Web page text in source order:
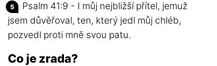
Psalm 41:9 - I můj nejbližší přítel, jemuž
jsem důvěřoval, ten, který jedl můj chléb,
pozvedl proti mně svou patu.
Co je zrada?